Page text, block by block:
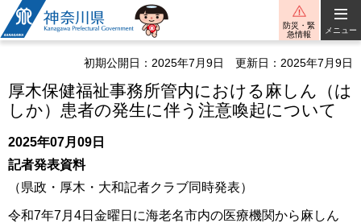
神奈川県
防災・緊
急情報
メニュー
初期公開日：2025年7月9日 更新日：2025年7月9日
厚木保健福祉事務所管内における麻しん（は
しか）患者の発生に伴う注意喚起について
2025年07月09日
記者発表資料
（県政・厚木・大和記者クラブ同時発表）
令和7年7月4日金曜日に海老名市内の医療機関から麻しん